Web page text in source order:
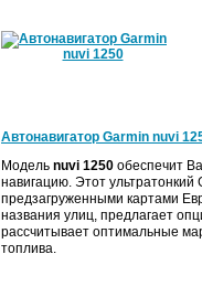
Автонавигатор Garmin nuvi
Модель nuvi 1250 обеспечит
навигацию. Этот ультратонкий
предзагруженными картами
названия улиц, предлагает
рассчитывает оптимальные
топлива.